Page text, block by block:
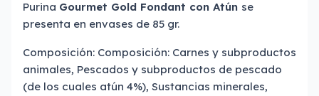
Purina Gourmet Gold Fondant con Atún se
presenta en envases de 85 gr.
Composición: Composición: Carnes y subproductos
animales, Pescados y subproductos de pescado
(de los cuales atún 4%), Sustancias minerales,